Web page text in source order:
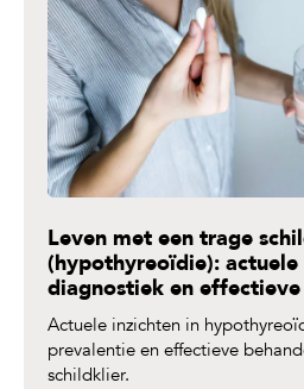
Leven met een trage
(hypothyreoïdie): actuele
diagnostiek en
Actuele inzichten in
prevalentie en effectieve
schildklier.